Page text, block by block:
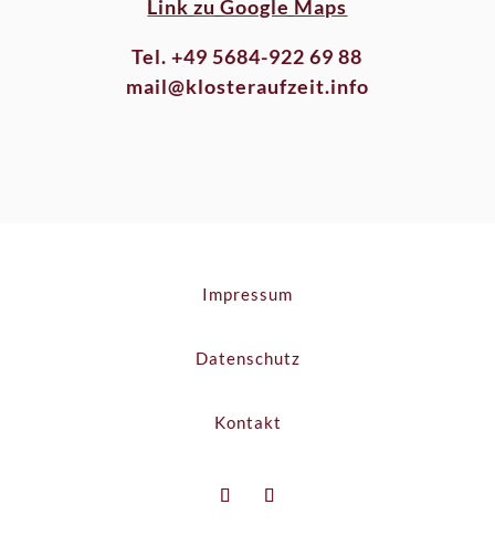
Link zu Google Maps
Tel. +49 5684-922 69 88
mail@klosteraufzeit.info
Impressum
Datenschutz
Kontakt